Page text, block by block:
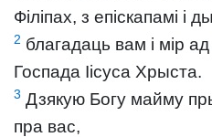
Філіпах, з епіскапамі і
2 благадаць вам і мір
Госпада Іісуса Хрыста.
3 Дзякую Богу майму
пра вас,